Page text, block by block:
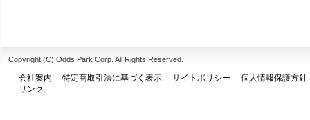
Copyright (C) Odds Park Corp. All Rights Reserved.
会社案内 特定商取引法に基づく表示 サイトポリシー
個人情報保護方針
リンク